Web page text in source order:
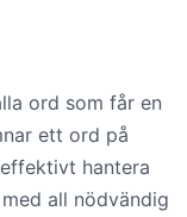
ord som får en
ett ord på
hantera
all nödvändig